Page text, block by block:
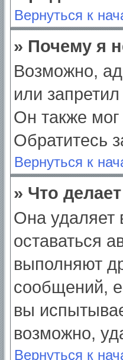
Вернуться к
» Почему я
Возможно,
или
Он также мог
Обратитесь
Вернуться к
» Что
Она удаляет
оставаться
выполняют
сообщений,
вы
возможно,
Вернуться к